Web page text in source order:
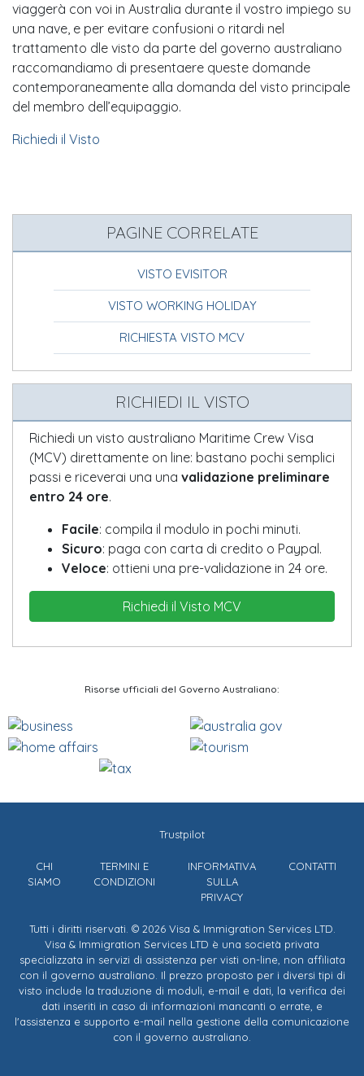
viaggerà con voi in Australia durante il vostro impiego su
una nave, e per evitare confusioni o ritardi nel
trattamento dle visto da parte del governo australiano
raccomandiamo di presentaere queste domande
contemporaneamente alla domanda del visto principale
del membro dell’equipaggio.
Richiedi il Visto
PAGINE CORRELATE
VISTO EVISITOR
VISTO WORKING HOLIDAY
RICHIESTA VISTO MCV
RICHIEDI IL VISTO
Richiedi un visto australiano Maritime Crew Visa
(MCV) direttamente on line: bastano pochi semplici
passi e riceverai una una validazione preliminare
entro 24 ore.
Facile: compila il modulo in pochi minuti.
Sicuro: paga con carta di credito o Paypal.
Veloce: ottieni una pre-validazione in 24 ore.
Richiedi il Visto MCV
Risorse ufficiali del Governo Australiano:
Trustpilot
CHI
SIAMO
TERMINI E
CONDIZIONI
INFORMATIVA
SULLA
PRIVACY
CONTATTI
Tutti i diritti riservati. © 2026 Visa & Immigration Services LTD.
Visa & Immigration Services LTD è una società privata
specializzata in servizi di assistenza per visti on-line, non affiliata
con il governo australiano. Il prezzo proposto per i diversi tipi di
visto include la traduzione di moduli, e-mail e dati, la verifica dei
dati inseriti in caso di informazioni mancanti o errate, e
l'assistenza e supporto e-mail nella gestione della comunicazione
con il governo australiano.